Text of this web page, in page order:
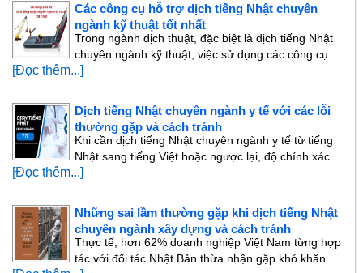
Các công cụ hỗ trợ dịch tiếng Nhật chuyên
ngành kỹ thuật tốt nhất
Trong ngành dịch thuật, đặc biệt là dịch tiếng Nhật
chuyên ngành kỹ thuật, việc sử dụng các công cụ …
[Đọc thêm...]
Dịch tiếng Nhật chuyên ngành y tế với các lỗi
thường gặp và cách tránh
Khi cần dịch tiếng Nhật chuyên ngành y tế từ tiếng
Nhật sang tiếng Việt hoặc ngược lại, độ chính xác …
[Đọc thêm...]
Những sai lầm thường gặp khi dịch tiếng Nhật
chuyên ngành xây dựng và cách tránh
Thực tế, hơn 62% doanh nghiệp Việt Nam từng hợp
tác với đối tác Nhật Bản thừa nhận gặp khó khăn …